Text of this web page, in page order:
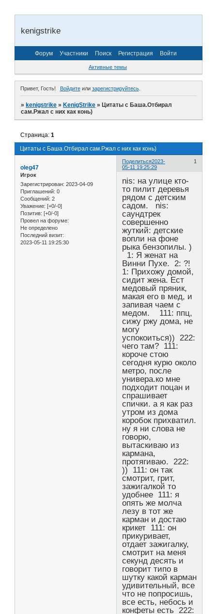
kenigstrike
Форум Участники Поиск Регистрация Войти
Активные темы
Привет, Гость! Войдитеили зарегистрируйтесь.
»kenigstrike »KenigStrike »Цитаты с Баша.Отбирал
сам.Ржал с них как конь)
Цитаты с Баша.Отбирал сам.Ржал с них как конь)
Страница:1
Поделиться 1
2023-
05-11 19:25:29
oleg47
Игрок
Зарегистрирован: 2023-04-09
Приглашений: 0
Сообщений: 2
Уважение: [+0/-0]
Позитив: [+0/-0]
Провел на форуме:
Не определено
Последний визит:
2023-05-11 19:25:30
nis: на улице кто-
то пилит деревья
рядом с детским
садом. nis:
саундтрек
совершенно
жуткий: детские
вопли на фоне
рыка бензопилы. )
1: Я женат на
Винни Пухе. 2: ?!
1: Прихожу домой,
сидит жена. Ест
медовый пряник,
макая его в мед, и
запивая чаем с
медом. 111: ппц,
сижу ржу дома, не
могу
успокоиться)) 222:
чего там? 111:
короче стою
сегодня курю около
метро, после
универа.ко мне
подходит поцан и
спрашивает
спички. а я как раз
утром из дома
коробок прихватил.
ну я ни слова не
говорю,
вытаскиваю из
кармана,
протягиваю. 222:
)) 111: он так
смотрит, грит,
зажигалкой то
удобнее 111: я
опять же молча
лезу в тот же
карман и достаю
крикет 111: он
прикуривает,
отдает зажигалку,
смотрит на меня
секунд десять и
говорит типо в
шутку какой карман
удивительный, все
что не попросишь,
все есть, небось и
конфеты есть 222: